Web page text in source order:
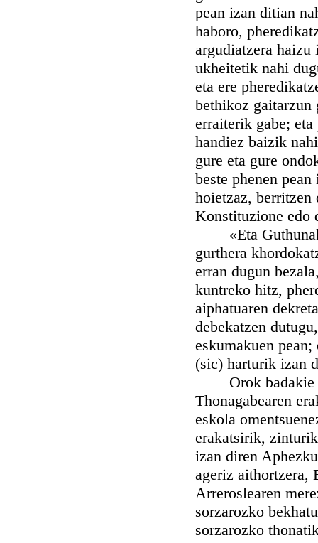
pean izan ditian
haboro,
argudiatzera
ukheitetik nahi
eta ere
bethikoz gaitarzun
erraiterik gabe;
handiez baizik
gure eta gure
beste phenen
hoietzaz,
Konstituzione edo
«Eta Guthunak,
gurthera
erran dugun
kuntreko hitz,
aiphatuaren
debekatzen
eskumakuen
(sic) harturik izan
Orok badakie
Thonagabearen
eskola
erakatsirik,
izan diren
ageriz aithortzera,
Arreroslearen
sorzarozko
sorzarozko